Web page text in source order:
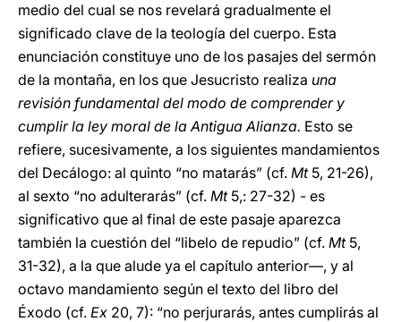
medio del cual se nos revelará gradualmente el
significado clave de la teología del cuerpo. Esta
enunciación constituye uno de los pasajes del sermón
de la montaña, en los que Jesucristo realiza una
revisión fundamental del modo de comprender y
cumplir la ley moral de la Antigua Alianza. Esto se
refiere, sucesivamente, a los siguientes mandamientos
del Decálogo: al quinto “no matarás” (cf. Mt 5, 21-26),
al sexto “no adulterarás” (cf. Mt5,: 27-32) - es
significativo que al final de este pasaje aparezca
también la cuestión del “libelo de repudio” (cf. Mt 5,
31-32), a la que alude ya el capítulo anterior—, y al
octavo mandamiento según el texto del libro del
Éxodo (cf. Ex 20, 7): “no perjurarás, antes cumplirás al